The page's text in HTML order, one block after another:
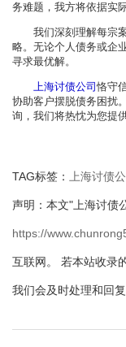
务难题，我方将依据实
我们深刻理解每宗
略。无论个人债务或企
寻求最优解。
上海讨债公司恪守
协助客户摆脱债务困扰
询，我们将热忱为您提
TAG标签： 上海讨债
声明：本文"上海讨债
https://
互联网。 若本站收录
我们会及时处理和回复